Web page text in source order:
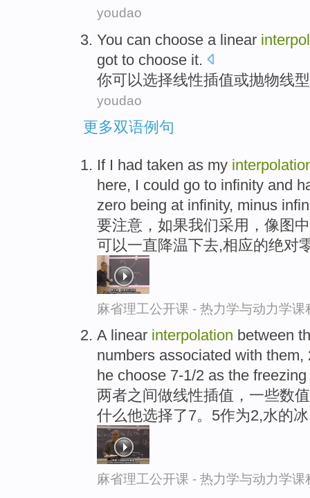
youdao
You can choose a linear
got to choose it.
你可以选择线性插值或抛物线型
youdao
更多双语例句
If I had taken as my
here, I could go to infinity and
zero being at infinity, minus
要注意，如果我们采用，像图
可以一直降温下去,相应的绝对
麻省理工公开课 - 热力学与动力学课
A linear interpolation between
numbers associated with
he choose 7-1/2 as the
两者之间做线性插值，一些数
什么他选择了7。5作为2,水的
麻省理工公开课 - 热力学与动力学课